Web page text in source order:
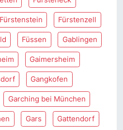
Fürstenstein Fürstenzell
Füssen Gablingen
Gaimersheim
Gangkofen
Garching bei München
Gars Gattendorf